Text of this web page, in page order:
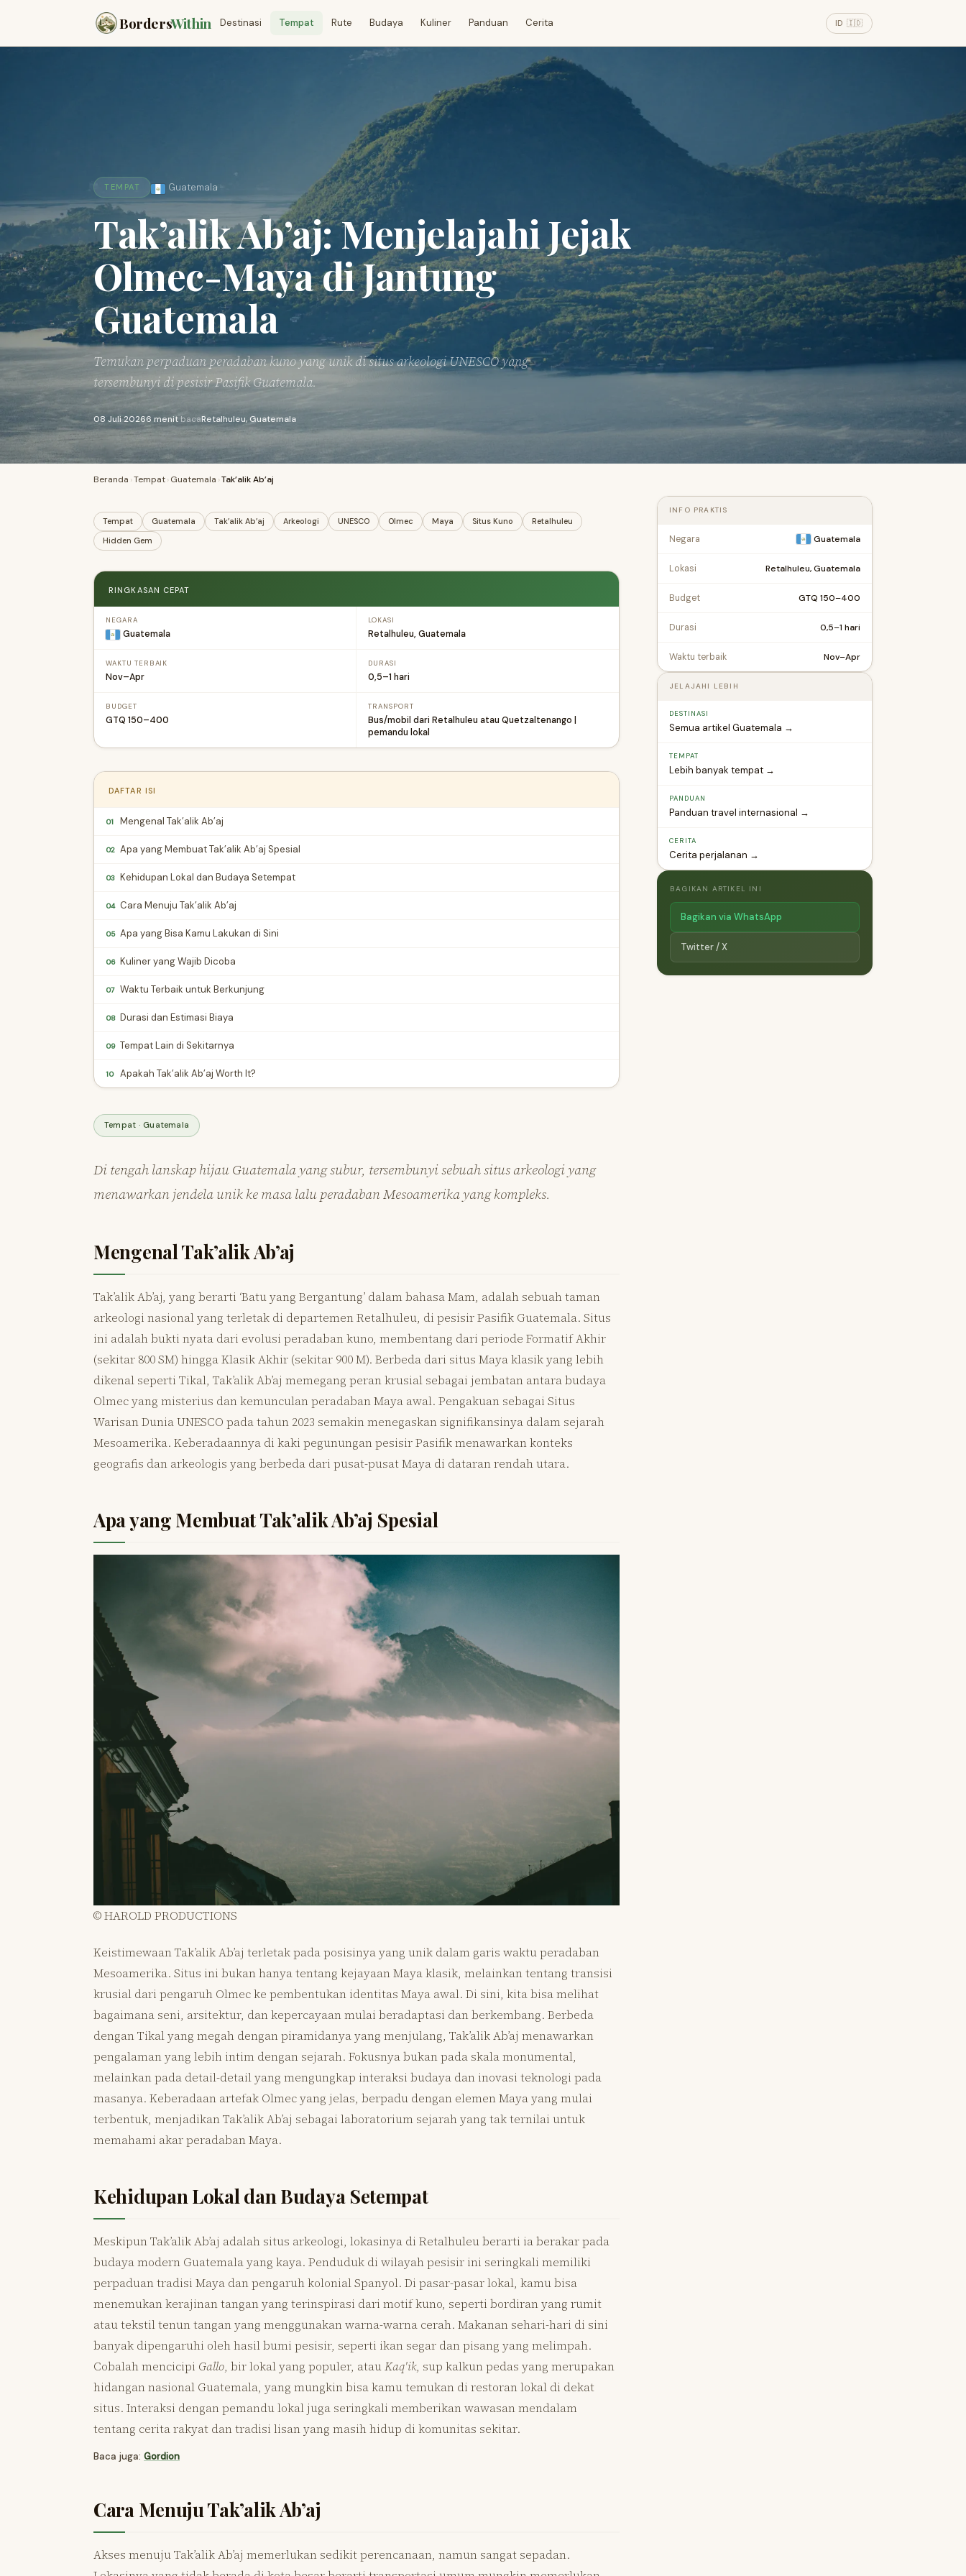
BordersWithin Destinasi Tempat Rute Budaya Kuliner Panduan Cerita ID 🇮🇩
TEMPAT Guatemala
Tak’alik Ab’aj: Menjelajahi Jejak
Olmec-Maya di Jantung
Guatemala
Temukan perpaduan peradaban kuno yang unik di situs arkeologi UNESCO yang
tersembunyi di pesisir Pasifik Guatemala.
08 Juli 20266 menitbacaRetalhuleu, Guatemala
Beranda ›Tempat›Guatemala ›Tak’alik Ab’aj
Tempat Guatemala Tak’alik Ab’aj Arkeologi UNESCO Olmec Maya Situs Kuno
Retalhuleu
Hidden Gem
RINGKASAN CEPAT
NEGARA
Guatemala
LOKASI
Retalhuleu, Guatemala
WAKTU TERBAIK
Nov–Apr
DURASI
0,5–1 hari
BUDGET
GTQ 150–400
TRANSPORT
Bus/mobil dari Retalhuleu atau Quetzaltenango |
pemandu lokal
DAFTAR ISI
01 Mengenal Tak’alik Ab’aj
02 Apa yang Membuat Tak’alik Ab’aj Spesial
03 Kehidupan Lokal dan Budaya Setempat
04 Cara Menuju Tak’alik Ab’aj
05 Apa yang Bisa Kamu Lakukan di Sini
06 Kuliner yang Wajib Dicoba
07 Waktu Terbaik untuk Berkunjung
08 Durasi dan Estimasi Biaya
09 Tempat Lain di Sekitarnya
10 Apakah Tak’alik Ab’aj Worth It?
Tempat · Guatemala
Di tengah lanskap hijau Guatemala yang subur, tersembunyi sebuah situs arkeologi yang
menawarkan jendela unik ke masa lalu peradaban Mesoamerika yang kompleks.
Mengenal Tak’alik Ab’aj
Tak’alik Ab’aj, yang berarti ‘Batu yang Bergantung’ dalam bahasa Mam, adalah sebuah taman
arkeologi nasional yang terletak di departemen Retalhuleu, di pesisir Pasifik Guatemala. Situs
ini adalah bukti nyata dari evolusi peradaban kuno, membentang dari periode Formatif Akhir
(sekitar 800 SM) hingga Klasik Akhir (sekitar 900 M). Berbeda dari situs Maya klasik yang lebih
dikenal seperti Tikal, Tak’alik Ab’aj memegang peran krusial sebagai jembatan antara budaya
Olmec yang misterius dan kemunculan peradaban Maya awal. Pengakuan sebagai Situs
Warisan Dunia UNESCO pada tahun 2023 semakin menegaskan signifikansinya dalam sejarah
Mesoamerika. Keberadaannya di kaki pegunungan pesisir Pasifik menawarkan konteks
geografis dan arkeologis yang berbeda dari pusat-pusat Maya di dataran rendah utara.
Apa yang Membuat Tak’alik Ab’aj Spesial
© HAROLD PRODUCTIONS
Keistimewaan Tak’alik Ab’aj terletak pada posisinya yang unik dalam garis waktu peradaban
Mesoamerika. Situs ini bukan hanya tentang kejayaan Maya klasik, melainkan tentang transisi
krusial dari pengaruh Olmec ke pembentukan identitas Maya awal. Di sini, kita bisa melihat
bagaimana seni, arsitektur, dan kepercayaan mulai beradaptasi dan berkembang. Berbeda
dengan Tikal yang megah dengan piramidanya yang menjulang, Tak’alik Ab’aj menawarkan
pengalaman yang lebih intim dengan sejarah. Fokusnya bukan pada skala monumental,
melainkan pada detail-detail yang mengungkap interaksi budaya dan inovasi teknologi pada
masanya. Keberadaan artefak Olmec yang jelas, berpadu dengan elemen Maya yang mulai
terbentuk, menjadikan Tak’alik Ab’aj sebagai laboratorium sejarah yang tak ternilai untuk
memahami akar peradaban Maya.
Kehidupan Lokal dan Budaya Setempat
Meskipun Tak’alik Ab’aj adalah situs arkeologi, lokasinya di Retalhuleu berarti ia berakar pada
budaya modern Guatemala yang kaya. Penduduk di wilayah pesisir ini seringkali memiliki
perpaduan tradisi Maya dan pengaruh kolonial Spanyol. Di pasar-pasar lokal, kamu bisa
menemukan kerajinan tangan yang terinspirasi dari motif kuno, seperti bordiran yang rumit
atau tekstil tenun tangan yang menggunakan warna-warna cerah. Makanan sehari-hari di sini
banyak dipengaruhi oleh hasil bumi pesisir, seperti ikan segar dan pisang yang melimpah.
Cobalah mencicipi Gallo, bir lokal yang populer, atauKaq'ik, sup kalkun pedas yang merupakan
hidangan nasional Guatemala, yang mungkin bisa kamu temukan di restoran lokal di dekat
situs. Interaksi dengan pemandu lokal juga seringkali memberikan wawasan mendalam
tentang cerita rakyat dan tradisi lisan yang masih hidup di komunitas sekitar.
Baca juga: Gordion
Cara Menuju Tak’alik Ab’aj
Akses menuju Tak’alik Ab’aj memerlukan sedikit perencanaan, namun sangat sepadan.
INFO PRAKTIS
Negara Guatemala
Lokasi Retalhuleu, Guatemala
Budget GTQ 150–400
Durasi 0,5–1 hari
Waktu terbaik Nov–Apr
JELAJAHI LEBIH
DESTINASI
Semua artikel Guatemala →
TEMPAT
Lebih banyak tempat →
PANDUAN
Panduan travel internasional →
CERITA
Cerita perjalanan →
BAGIKAN ARTIKEL INI
Bagikan via WhatsApp
Twitter / X